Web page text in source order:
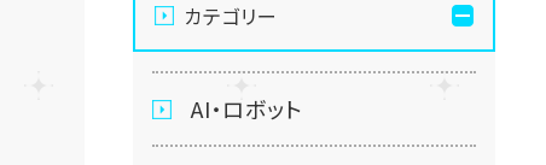
カテゴリー
AI・ロボット